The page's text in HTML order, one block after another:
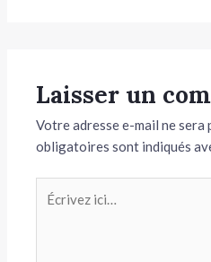
Laisser un
Votre adresse e-mail ne sera
obligatoires sont indiqués
ici…